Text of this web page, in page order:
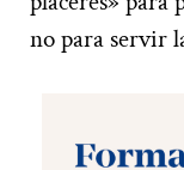
no para servir